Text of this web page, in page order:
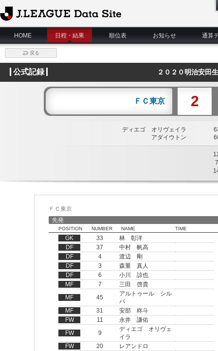
J.League Data Site
HOME
日程・結果 順位表 お知らせ 通算
戻る
公式記録 ２０２０明治安田
ＦＣ東京 2
ディエゴ オリヴェイラ
アダイウトン
7
ＦＣ東京
先発
POSITION NUMBER NAME TIME
GK 33
林 彰洋
DF
37
中村 帆高
DF
4
渡辺 剛
DF
3
森重 真人
DF
6
小川 諒也
MF
7
三田 啓貴
MF
45
アルトゥール シル
バ
MF
31
安部 柊斗
FW
11
永井 謙佑
FW
9
ディエゴ オリヴェ
イラ
FW
20
レアンドロ